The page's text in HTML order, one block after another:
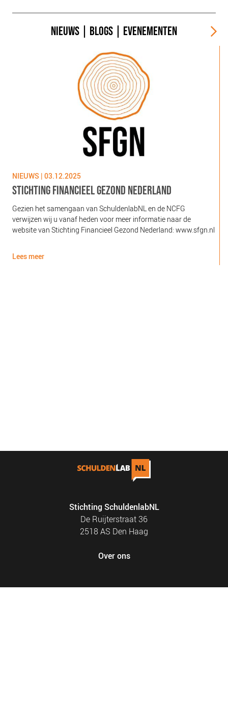
NIEUWS BLOGS EVENEMENTEN
NIEUWS | 03.12.2025
STICHTING FINANCIEEL GEZOND NEDERLAND
Gezien het samengaan van SchuldenlabNL en de NCFG
verwijzen wij u vanaf heden voor meer informatie naar de
website van Stichting Financieel Gezond Nederland: www.sfgn.nl
Lees meer
Stichting SchuldenlabNL
De Ruijterstraat 36
2518 AS Den Haag
Over ons